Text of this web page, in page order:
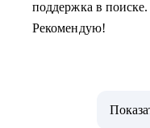
поддержка в
Рекомендую!